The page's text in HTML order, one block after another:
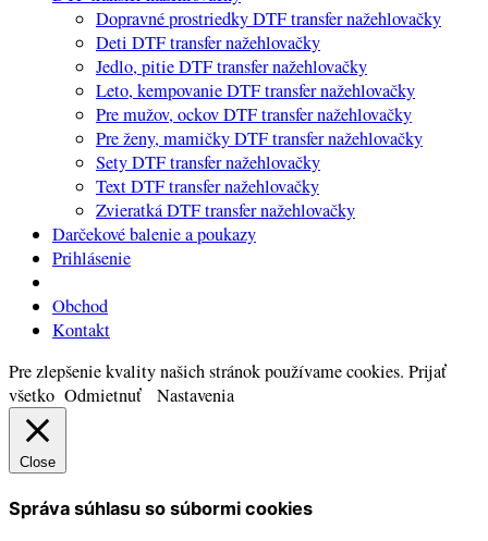
Dopravné prostriedky DTF transfer nažehlovačky
Deti DTF transfer nažehlovačky
Jedlo, pitie DTF transfer nažehlovačky
Leto, kempovanie DTF transfer nažehlovačky
Pre mužov, ockov DTF transfer nažehlovačky
Pre ženy, mamičky DTF transfer nažehlovačky
Sety DTF transfer nažehlovačky
Text DTF transfer nažehlovačky
Zvieratká DTF transfer nažehlovačky
Darčekové balenie a poukazy
Prihlásenie
Obchod
Kontakt
Pre zlepšenie kvality našich stránok používame cookies. Prijať
všetko Odmietnuť Nastavenia
Close
Správa súhlasu so súbormi cookies